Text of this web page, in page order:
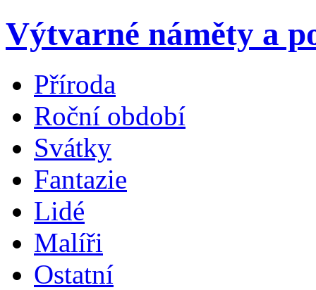
Výtvarné náměty a
Příroda
Roční období
Svátky
Fantazie
Lidé
Malíři
Ostatní